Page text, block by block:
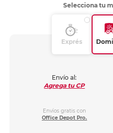
Selecciona tu
Exprés
Envío al:
Agrega tu CP
Envíos gratis con
Office Depot Pro.